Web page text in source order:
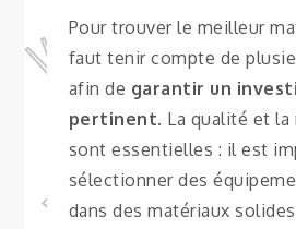
Pour trouver le meilleur
faut tenir compte de
afin de garantir un
pertinent. La qualité et la
sont essentielles : il est
sélectionner des
dans des matériaux